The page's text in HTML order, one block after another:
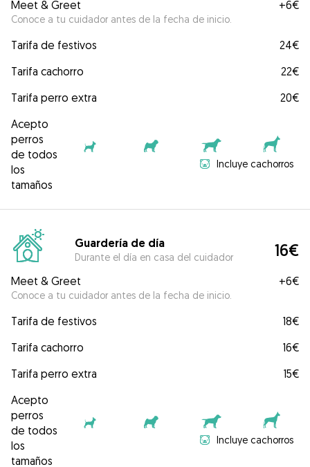
Meet & Greet
Conoce a tu cuidador antes de la fecha de inicio.
+6€
Tarifa de festivos
24€
Tarifa cachorro
22€
Tarifa perro extra
20€
Acepto
perros
de todos
los
tamaños
Incluye cachorros
Guardería de día
Durante el día en casa del cuidador 16€
Meet & Greet
Conoce a tu cuidador antes de la fecha de inicio.
+6€
Tarifa de festivos
18€
Tarifa cachorro
16€
Tarifa perro extra
15€
Acepto
perros
de todos
los
tamaños
Incluye cachorros